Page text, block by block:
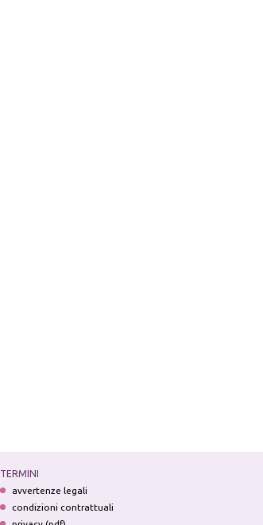
TERMINI
avvertenze legali
condizioni contrattuali